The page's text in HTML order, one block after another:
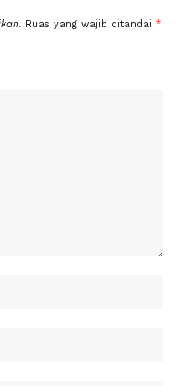
Ruas yang wajib ditandai *